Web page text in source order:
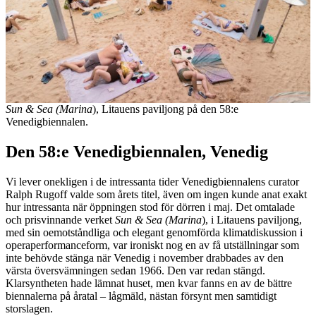
Sun & Sea (Marina), Litauens paviljong på den 58:e
Venedigbiennalen.
Den 58:e Venedigbiennalen, Venedig
Vi lever onekligen i de intressanta tider Venedigbiennalens curator
Ralph Rugoff valde som årets titel, även om ingen kunde anat exakt
hur intressanta när öppningen stod för dörren i maj. Det omtalade
och prisvinnande verket Sun & Sea (Marina), i Litauens paviljong,
med sin oemotståndliga och elegant genomförda klimatdiskussion i
operaperformanceform, var ironiskt nog en av få utställningar som
inte behövde stänga när Venedig i november drabbades av den
värsta översvämningen sedan 1966. Den var redan stängd.
Klarsyntheten hade lämnat huset, men kvar fanns en av de bättre
biennalerna på åratal – lågmäld, nästan försynt men samtidigt
storslagen.